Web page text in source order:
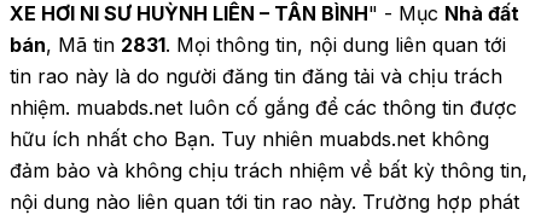
XE HƠI NI SƯ HUỲNH LIÊN – TÂN BÌNH" - Mục Nhà đất
bán, Mã tin 2831. Mọi thông tin, nội dung liên quan tới
tin rao này là do người đăng tin đăng tải và chịu trách
nhiệm. muabds.net luôn cố gắng để các thông tin được
hữu ích nhất cho Bạn. Tuy nhiên muabds.net không
đảm bảo và không chịu trách nhiệm về bất kỳ thông tin,
nội dung nào liên quan tới tin rao này. Trường hợp phát